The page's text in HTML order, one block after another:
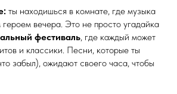
ты находишься в комнате, где музыка
героем вечера. Это не просто угадайка
фестиваль, где каждый может
и классики. Песни, которые ты
забыл), ожидают своего часа, чтобы